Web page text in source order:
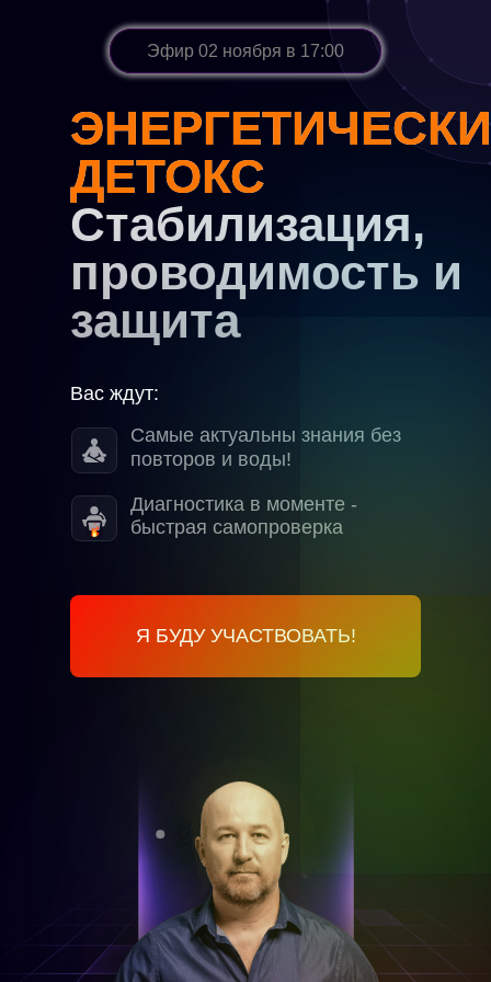
Эфир 02 ноября в 17:00
Вас ждут:
Диагностика в моменте -
быстрая самопроверка
Самые актуальны знания без
повторов и воды!
ДЕТОКС
Стабилизация,
проводимость и
защита
Я БУДУ УЧАСТВОВАТЬ!